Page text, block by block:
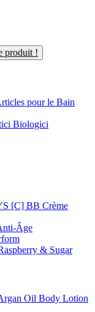
produit !
pour le Bain
Biologici
[C] BB Crème
Âge
& Sugar
Oil Body Lotion